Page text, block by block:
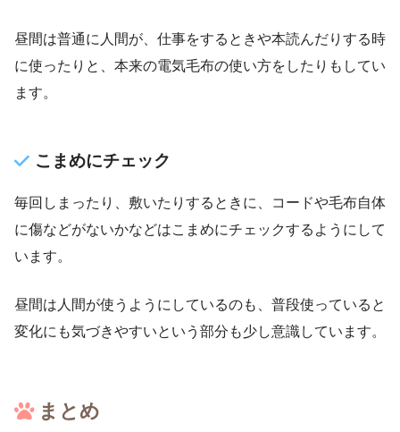
昼間は普通に人間が、仕事をするときや本読んだりする時
に使ったりと、本来の電気毛布の使い方をしたりもしてい
ます。
こまめにチェック
毎回しまったり、敷いたりするときに、コードや毛布自体
に傷などがないかなどはこまめにチェックするようにして
います。
昼間は人間が使うようにしているのも、普段使っていると
変化にも気づきやすいという部分も少し意識しています。
まとめ